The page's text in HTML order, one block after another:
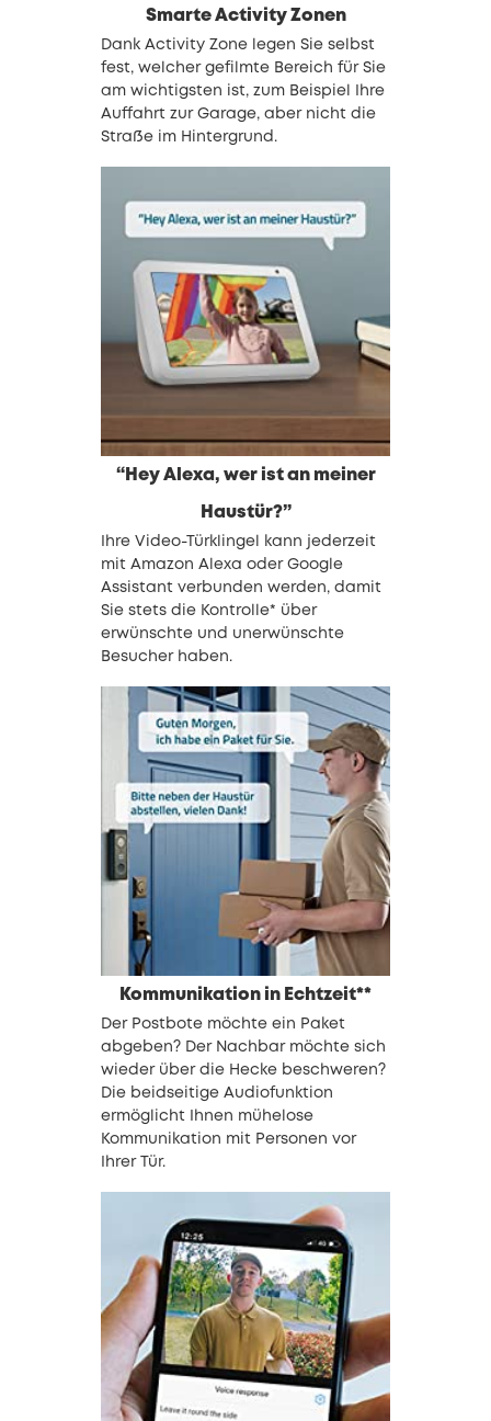
Smarte Activity Zonen
Dank Activity Zone legen Sie selbst
fest, welcher gefilmte Bereich für Sie
am wichtigsten ist, zum Beispiel Ihre
Auffahrt zur Garage, aber nicht die
Straße im Hintergrund.
“Hey Alexa, wer ist an meiner
Haustür?”
Ihre Video-Türklingel kann jederzeit
mit Amazon Alexa oder Google
Assistant verbunden werden, damit
Sie stets die Kontrolle* über
erwünschte und unerwünschte
Besucher haben.
Kommunikation in Echtzeit**
Der Postbote möchte ein Paket
abgeben? Der Nachbar möchte sich
wieder über die Hecke beschweren?
Die beidseitige Audiofunktion
ermöglicht Ihnen mühelose
Kommunikation mit Personen vor
Ihrer Tür.